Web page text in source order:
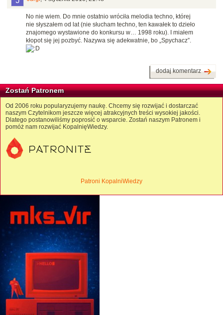
No nie wiem. Do mnie ostatnio wróciła melodia techno, której
nie słyszałem od lat (nie słucham techno, ten kawałek to dzieło
znajomego wystawione do konkursu w… 1998 roku). I miałem
kłopot się jej pozbyć. Nazywa się adekwatnie, bo „Spychacz”.
dodaj komentarz
Zostań Patronem
Od 2006 roku popularyzujemy naukę. Chcemy się rozwijać i dostarczać
naszym Czytelnikom jeszcze więcej atrakcyjnych treści wysokiej jakości.
Dlatego postanowiliśmy poprosić o wsparcie. Zostań naszym Patronem i
pomóż nam rozwijać KopalnięWiedzy.
Patroni KopalniWiedzy